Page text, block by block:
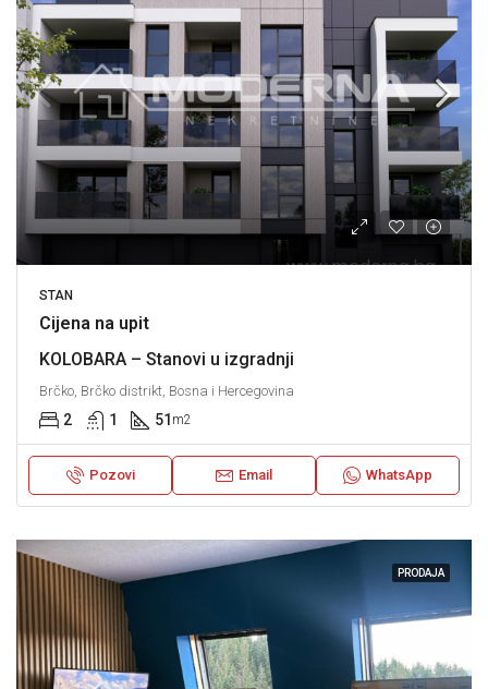
STAN
Cijena na upit
KOLOBARA – Stanovi u izgradnji
Brčko, Brčko distrikt, Bosna i Hercegovina
2 1 51 m2
Pozovi Email WhatsApp
PRODAJA